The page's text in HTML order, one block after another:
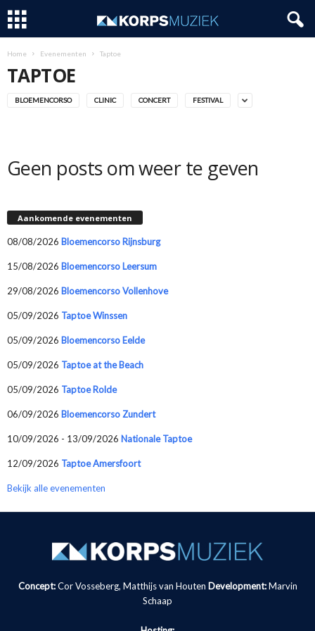
Home Evenementen Taptoe
TAPTOE
BLOEMENCORSO CLINIC CONCERT FESTIVAL
Geen posts om weer te geven
Aankomende evenementen
08/08/2026 Bloemencorso Rijnsburg
15/08/2026 Bloemencorso Leersum
29/08/2026 Bloemencorso Vollenhove
05/09/2026 Taptoe Winssen
05/09/2026 Bloemencorso Eelde
05/09/2026 Taptoe at the Beach
05/09/2026 Taptoe Rolde
06/09/2026 Bloemencorso Zundert
10/09/2026 - 13/09/2026 Nationale Taptoe
12/09/2026 Taptoe Amersfoort
Bekijk alle evenementen
Concept:Cor Vosseberg, Matthijs van Houten Development: Marvin
Schaap